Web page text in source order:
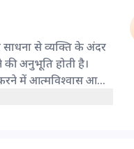
से व्यक्ति के अंदर
अनुभूति होती है।
में आत्मविश्वास आता
अनुभव धीरे-धीरे भीतर